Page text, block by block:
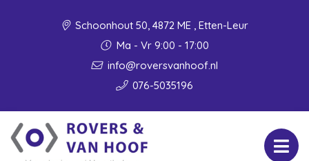
Schoonhout 50, 4872 ME , Etten-Leur
Ma - Vr 9:00 - 17:00
info@roversvanhoof.nl
076-5035196